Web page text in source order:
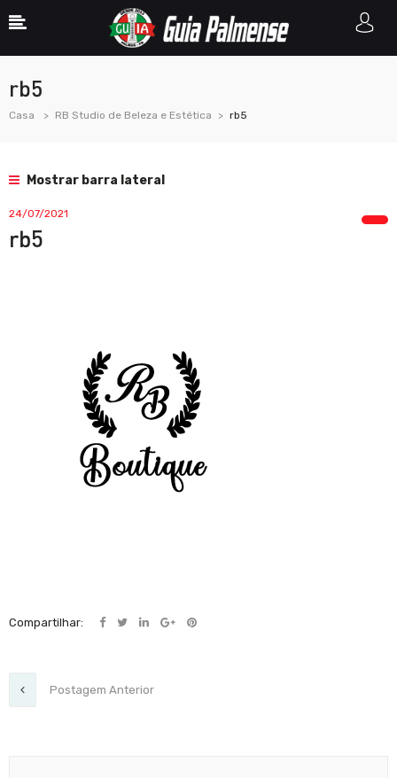
rb5
Casa RB Studio de Beleza e Estética rb5
Mostrar barra lateral
24/07/2021
rb5
Compartilhar:
Postagem Anterior